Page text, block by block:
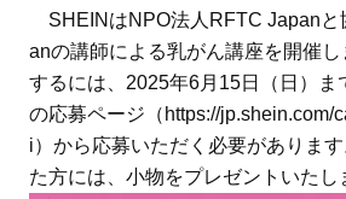
SHEINはNPO法人RFTC Japanと
anの講師による乳がん講座を開催
するには、2025年6月15日（日）ま
の応募ページ（https://jp.shein.com/
i）から応募いただく必要がありま
た方には、小物をプレゼントいたし